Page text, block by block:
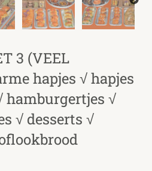
3 (VEEL
hapjes √ hapjes
hamburgertjes √
√ desserts √